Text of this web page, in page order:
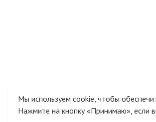
Мы используем cookie, чтобы
Нажмите на кнопку «Принимаю», если